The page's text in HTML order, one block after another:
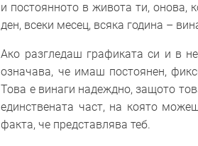
и постоянното в живота ти, онова,
ден, всеки месец, всяка година –
Ако разгледаш графиката си и в
означава, че имаш постоянен,
Това е винаги надеждно, защото
единствената част, на която
факта, че представлява теб.